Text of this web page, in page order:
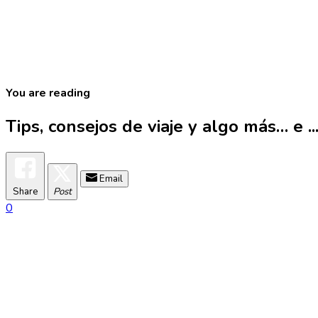
You are reading
Tips, consejos de viaje y algo más… e ...
Share Post
Email
0